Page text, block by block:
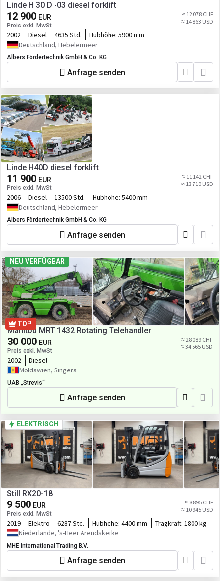
Linde H 30 D -03 diesel forklift
12 900 EUR
Preis exkl. MwSt
≈ 12 078 CHF
≈ 14 863 USD
2002 Diesel 4635 Std. Hubhöhe: 5900 mm
Deutschland, Hebelermeer
Albers Fördertechnik GmbH & Co. KG
Anfrage senden
Linde H40D diesel forklift
11 900 EUR
Preis exkl. MwSt
≈ 11 142 CHF
≈ 13 710 USD
2006 Diesel 13500 Std. Hubhöhe: 5400 mm
Deutschland, Hebelermeer
Albers Fördertechnik GmbH & Co. KG
Anfrage senden
NEU VERFÜGBAR
TOP
Manitou MRT 1432 Rotating Telehandler
30 000 EUR
Preis exkl. MwSt
≈ 28 089 CHF
≈ 34 565 USD
2002
Diesel
Moldawien, Singera
UAB „Strevis“
Anfrage senden
ELEKTRISCH
Still RX20-18
9 500 EUR
Preis exkl. MwSt
≈ 8 895 CHF
≈ 10 945 USD
2019 Elektro 6287 Std. Hubhöhe: 4400 mm Tragkraft: 1800 kg
Niederlande, 's-Heer Arendskerke
MHE International Trading B.V.
Anfrage senden